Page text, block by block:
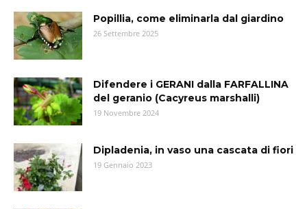
Popillia, come eliminarla dal giardino
26 Settembre 2025
Difendere i GERANI dalla FARFALLINA
del geranio (Cacyreus marshalli)
19 Novembre 2024
Dipladenia, in vaso una cascata di fiori
19 Gennaio 2023